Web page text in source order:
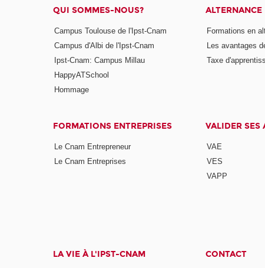
QUI SOMMES-NOUS?
Campus Toulouse de l'Ipst-Cnam
Campus d'Albi de l'Ipst-Cnam
Ipst-Cnam: Campus Millau
HappyATSchool
Hommage
ALTERNANCE
Formations en
Les avantages
Taxe
FORMATIONS ENTREPRISES
Le Cnam Entrepreneur
Le Cnam Entreprises
VALIDER SES
VAE
VES
VAPP
LA VIE À L'IPST-CNAM CONTACT